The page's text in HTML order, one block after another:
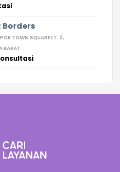
TOWN SQUARE LT. 2,
BARAT